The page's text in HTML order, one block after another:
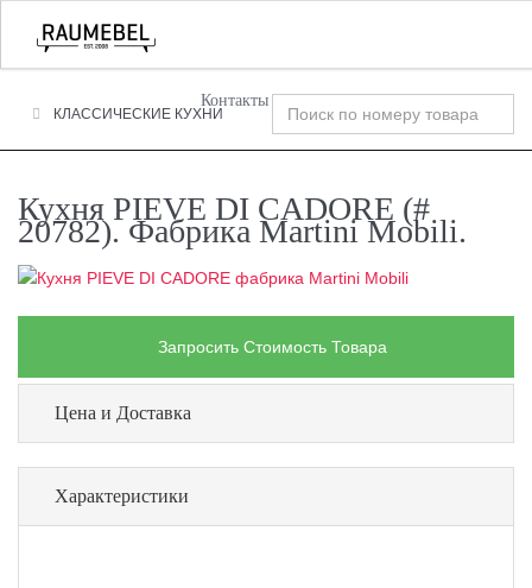
+7 (495) 120-00-58
Контакты
КЛАССИЧЕСКИЕ КУХНИ
Кухня PIEVE DI CADORE (#
20782). Фабрика Martini Mobili.
Запросить Стоимость Товара
Цена и Доставка
Характеристики